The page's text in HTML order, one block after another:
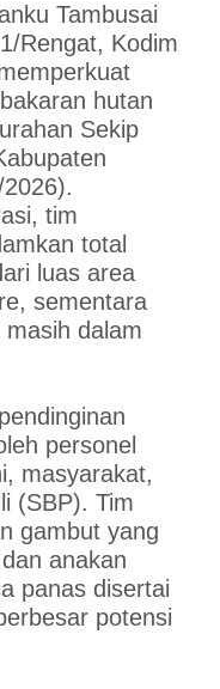
Tambusai
Rengat, Kodim
hutan
Sekip
tim
total
luas area
sementara
dalam
personel
masyarakat,
(SBP). Tim
gambut yang
anakan
panas disertai
potensi